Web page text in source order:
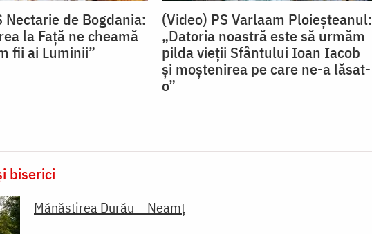
Nectarie de Bogdania:
la Față ne cheamă
fii ai Luminii”
(Video) PS Varlaam Ploieșteanul:
„Datoria noastră este să urmăm
pilda vieții Sfântului Ioan Iacob
și moștenirea pe care ne-a lăsat-
o”
biserici
Mănăstirea Durău – Neamț